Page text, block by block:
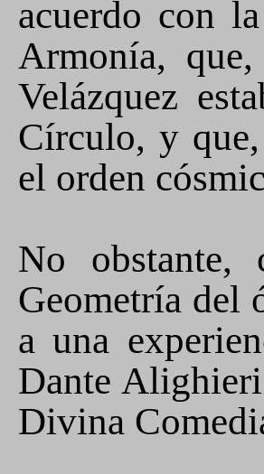
acuerdo con
Armonía,
Velázquez
Círculo, y
el orden
No obstante,
Geometría del
a una
Dante
Divina